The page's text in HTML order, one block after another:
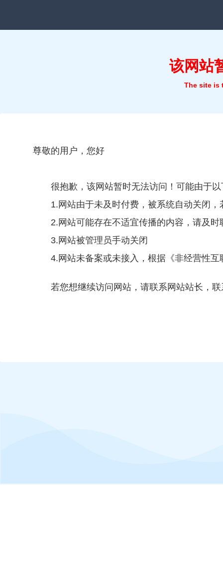
该网站
The site is
尊敬的用户，您好
很抱歉，该网站暂时无法访问！可能由于
1.网站由于未及时付费，被系统自动关闭
2.网站可能存在不适宜传播的内容，请及时
3.网站被管理员手动关闭
4.网站未备案或未接入，根据《非经营性
若您想继续访问网站，请联系网站站长，